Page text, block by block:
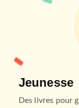
Jeunesse
Des livres pour